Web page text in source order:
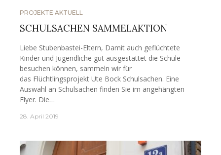
PROJEKTE AKTUELL
SCHULSACHEN SAMMELAKTION
Liebe Stubenbastei-Eltern, Damit auch geflüchtete
Kinder und Jugendliche gut ausgestattet die Schule
besuchen können, sammeln wir für
das Flüchtlingsprojekt Ute Bock Schulsachen. Eine
Auswahl an Schulsachen finden Sie im angehängten
Flyer. Die…
28. April 2019